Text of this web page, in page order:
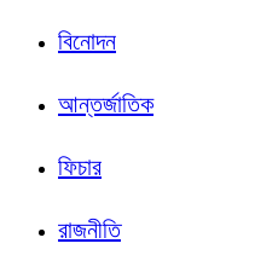
বিনোদন
আন্তর্জাতিক
ফিচার
রাজনীতি